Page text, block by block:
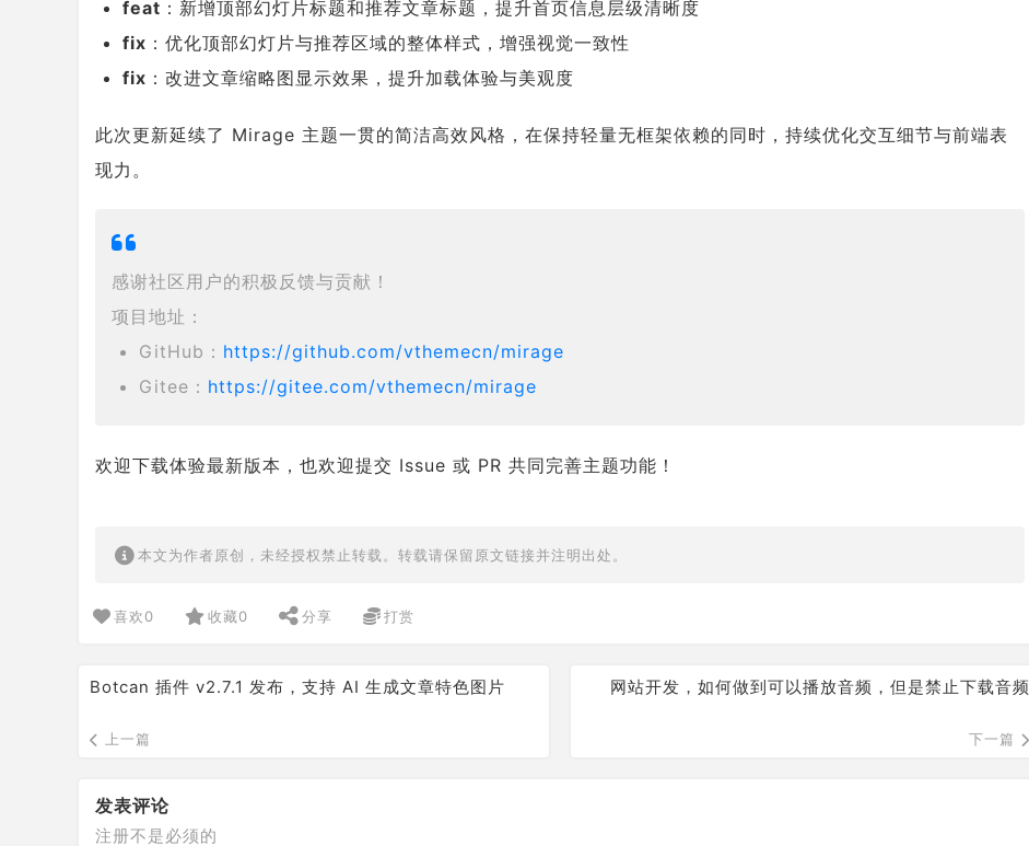
feat ：新增顶部幻灯片标题和推荐文章标题，提升首页信息层级清晰度
fix ：优化顶部幻灯片与推荐区域的整体样式，增强视觉一致性
fix ：改进文章缩略图显示效果，提升加载体验与美观度
此次更新延续了 Mirage 主题一贯的简洁高效风格，在保持轻量无框架依赖的同时，持续优化交互细节与前端表
现力。
感谢社区用户的积极反馈与贡献！
项目地址：
GitHub： https://github.com/vthemecn/mirage
Gitee： https://gitee.com/vthemecn/mirage
欢迎下载体验最新版本，也欢迎提交 Issue 或 PR 共同完善主题功能！
本文为作者原创，未经授权禁止转载。转载请保留原文链接并注明出处。
喜欢0 收藏0 分享 打赏
Botcan 插件 v2.7.1 发布，支持 AI 生成文章特色图片
上一篇
网站开发，如何做到可以播放音频，但是禁止下载音频
下一篇
发表评论
注册不是必须的